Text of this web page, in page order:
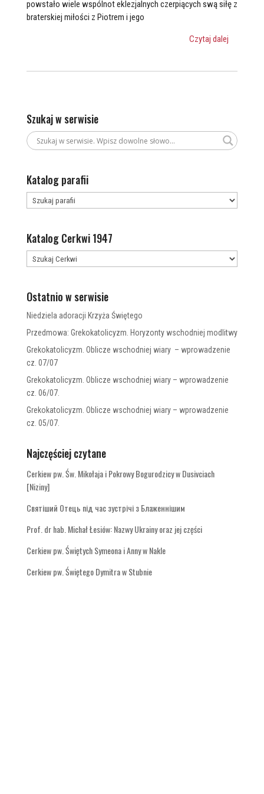
powstało wiele wspólnot eklezjalnych czerpiących swą siłę z
braterskiej miłości z Piotrem i jego
Czytaj dalej
Szukaj w serwisie
Katalog parafii
Katalog Cerkwi 1947
Ostatnio w serwisie
Niedziela adoracji Krzyża Świętego
Przedmowa: Grekokatolicyzm. Horyzonty wschodniej modlitwy
Grekokatolicyzm. Oblicze wschodniej wiary – wprowadzenie
cz. 07/07
Grekokatolicyzm. Oblicze wschodniej wiary – wprowadzenie
cz. 06/07.
Grekokatolicyzm. Oblicze wschodniej wiary – wprowadzenie
cz. 05/07.
Najczęściej czytane
Cerkiew pw. Św. Mikołaja i Pokrowy Bogurodzicy w Dusivciach
[Niziny]
Святіший Отець під час зустрічі з Блаженнішим
Prof. dr hab. Michał Łesiów: Nazwy Ukrainy oraz jej części
Cerkiew pw. Świętych Symeona i Anny w Nakle
Cerkiew pw. Świętego Dymitra w Stubnie